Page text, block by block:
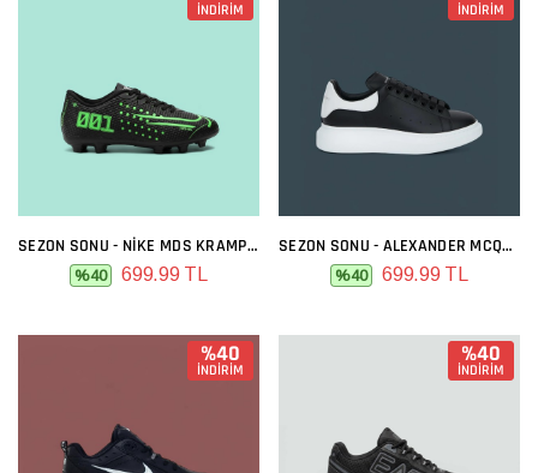
İNDİRİM
SEZON SONU - NIKE MDS KRAMPON SIYAH YEŞIL
%40 699.99 TL
İNDİRİM
SEZON SONU - ALEXANDER MCQUEEN SIYAH BEYAZ
%40 699.99 TL
%40
İNDİRİM
%40
İNDİRİM